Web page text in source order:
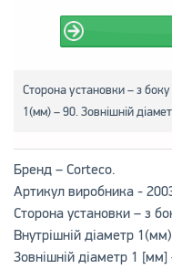
Сторона установки – з
1(мм) – 90. Зовнішній
Бренд – Corteco.
Артикул виробника -
Сторона установки – з
Внутрішній діаметр
Зовнішній діаметр 1 [мм]